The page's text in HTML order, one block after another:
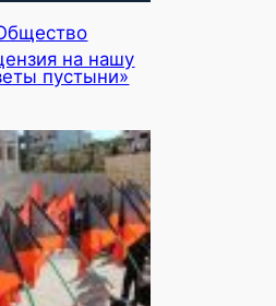
на нашу
пустыни»